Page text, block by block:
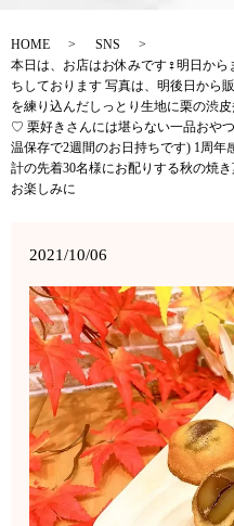
HOME
SNS
本日は、お店はお休みです‍♀️明日か
ちしております 写真は、明後日から
を練り込んだしっとり生地に栗の渋
♡ 栗好きさんには堪らない一品おや
温保存で2週間のお日持ちです) 1周年
計の先着30名様にお配りする秋の焼
お楽しみに
2021/10/06